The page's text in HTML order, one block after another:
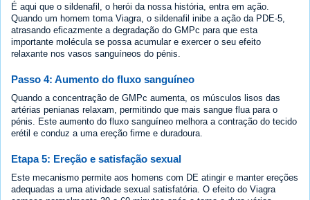
É aqui que o sildenafil, o herói da nossa história, entra em ação.
Quando um homem toma Viagra, o sildenafil inibe a ação da PDE-5,
atrasando eficazmente a degradação do GMPc para que esta
importante molécula se possa acumular e exercer o seu efeito
relaxante nos vasos sanguíneos do pénis.
Passo 4: Aumento do fluxo sanguíneo
Quando a concentração de GMPc aumenta, os músculos lisos das
artérias penianas relaxam, permitindo que mais sangue flua para o
pénis. Este aumento do fluxo sanguíneo melhora a contração do tecido
erétil e conduz a uma ereção firme e duradoura.
Etapa 5: Ereção e satisfação sexual
Este mecanismo permite aos homens com DE atingir e manter ereções
adequadas a uma atividade sexual satisfatória. O efeito do Viagra